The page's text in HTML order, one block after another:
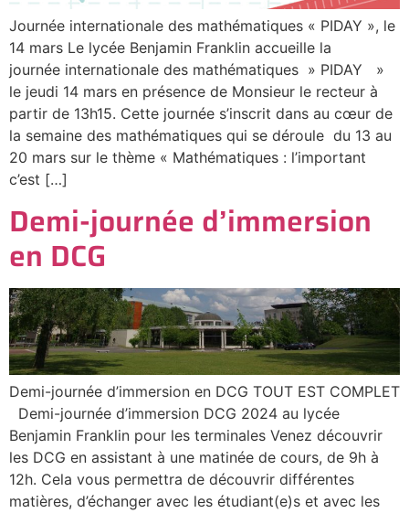
Journée internationale des mathématiques « PIDAY », le
14 mars Le lycée Benjamin Franklin accueille la
journée internationale des mathématiques » PIDAY »
le jeudi 14 mars en présence de Monsieur le recteur à
partir de 13h15. Cette journée s’inscrit dans au cœur de
la semaine des mathématiques qui se déroule du 13 au
20 mars sur le thème « Mathématiques : l’important
c’est […]
Demi-journée d’immersion
en DCG
Demi-journée d’immersion en DCG TOUT EST COMPLET
Demi-journée d’immersion DCG 2024 au lycée
Benjamin Franklin pour les terminales Venez découvrir
les DCG en assistant à une matinée de cours, de 9h à
12h. Cela vous permettra de découvrir différentes
matières, d’échanger avec les étudiant(e)s et avec les